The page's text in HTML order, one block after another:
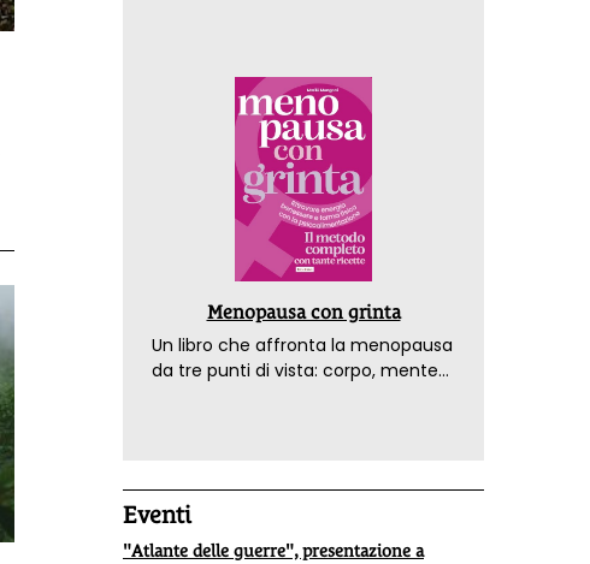
Menopausa con grinta
Un libro che affronta la menopausa
da tre punti di vista: corpo, mente
Eventi
"Atlante delle guerre", presentazione a